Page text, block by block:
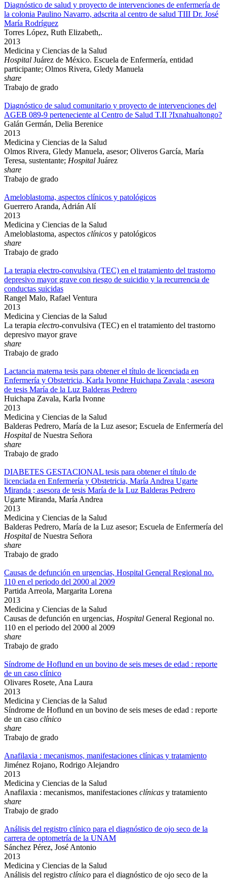
Diagnóstico de salud y proyecto de intervenciones de enfermería de
la colonia Paulino Navarro, adscrita al centro de salud TIII Dr. José
María Rodríguez
Torres López, Ruth Elizabeth,.
2013
Medicina y Ciencias de la Salud
Hospital Juárez de México. Escuela de Enfermería, entidad
participante; Olmos Rivera, Gledy Manuela
share
Trabajo de grado
Diagnóstico de salud comunitario y proyecto de intervenciones del
AGEB 089-9 perteneciente al Centro de Salud T.II ?Ixnahualtongo?
Galán Germán, Delia Berenice
2013
Medicina y Ciencias de la Salud
Olmos Rivera, Gledy Manuela, asesor; Oliveros García, María
Teresa, sustentante; Hospital Juárez
share
Trabajo de grado
Ameloblastoma, aspectos clínicos y patológicos
Guerrero Aranda, Adrián Alí
2013
Medicina y Ciencias de la Salud
Ameloblastoma, aspectos clínicos y patológicos
share
Trabajo de grado
La terapia electro-convulsiva (TEC) en el tratamiento del trastorno
depresivo mayor grave con riesgo de suicidio y la recurrencia de
conductas suicidas
Rangel Malo, Rafael Ventura
2013
Medicina y Ciencias de la Salud
La terapia electro-convulsiva (TEC) en el tratamiento del trastorno
depresivo mayor grave
share
Trabajo de grado
Lactancia materna tesis para obtener el título de licenciada en
Enfermería y Obstetricia, Karla Ivonne Huichapa Zavala ; asesora
de tesis María de la Luz Balderas Pedrero
Huichapa Zavala, Karla Ivonne
2013
Medicina y Ciencias de la Salud
Balderas Pedrero, María de la Luz asesor; Escuela de Enfermería del
Hospital de Nuestra Señora
share
Trabajo de grado
DIABETES GESTACIONAL tesis para obtener el título de
licenciada en Enfermería y Obstetricia, María Andrea Ugarte
Miranda ; asesora de tesis María de la Luz Balderas Pedrero
Ugarte Miranda, María Andrea
2013
Medicina y Ciencias de la Salud
Balderas Pedrero, María de la Luz asesor; Escuela de Enfermería del
Hospital de Nuestra Señora
share
Trabajo de grado
Causas de defunción en urgencias, Hospital General Regional no.
110 en el periodo del 2000 al 2009
Partida Arreola, Margarita Lorena
2013
Medicina y Ciencias de la Salud
Causas de defunción en urgencias, Hospital General Regional no.
110 en el periodo del 2000 al 2009
share
Trabajo de grado
Síndrome de Hoflund en un bovino de seis meses de edad : reporte
de un caso clínico
Olivares Rosete, Ana Laura
2013
Medicina y Ciencias de la Salud
Síndrome de Hoflund en un bovino de seis meses de edad : reporte
de un caso clínico
share
Trabajo de grado
Anafilaxia : mecanismos, manifestaciones clínicas y tratamiento
Jiménez Rojano, Rodrigo Alejandro
2013
Medicina y Ciencias de la Salud
Anafilaxia : mecanismos, manifestaciones clínicas y tratamiento
share
Trabajo de grado
Análisis del registro clínico para el diagnóstico de ojo seco de la
carrera de optometría de la UNAM
Sánchez Pérez, José Antonio
2013
Medicina y Ciencias de la Salud
Análisis del registro clínico para el diagnóstico de ojo seco de la